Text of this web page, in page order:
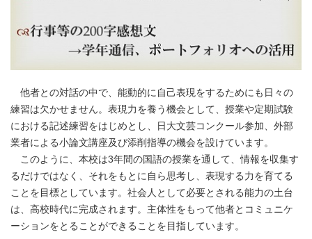
他者との対話の中で、能動的に自己表現をするためにも日々の
練習は欠かせません。表現力を養う機会として、授業や定期試験
における記述練習をはじめとし、日大文芸コンクール参加、外部
業者による小論文講座及び添削指導の機会を設けています。
このように、本校は3年間の国語の授業を通して、情報を収集す
るだけではなく、それをもとに自ら思考し、表現する力を育てる
ことを目標としています。社会人として必要とされる能力の土台
は、高校時代に完成されます。主体性をもって他者とコミュニケ
ーションをとることができることを目指しています。